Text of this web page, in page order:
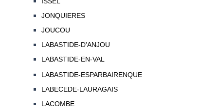
JONQUIERES
JOUCOU
LABASTIDE-D'ANJOU
LABASTIDE-EN-VAL
LABASTIDE-ESPARBAIRENQUE
LABECEDE-LAURAGAIS
LACOMBE